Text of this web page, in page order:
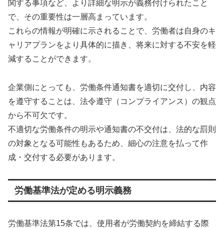
関する事項など、より詳細な明示が義務付けられたこと
で、その重要性は一層高まっています。
これらの情報が明確に示されることで、労働者は自身のキ
ャリアプランをより具体的に描き、将来に対する不安を軽
減することができます。
企業側にとっても、労働条件通知書を適切に交付し、内容
を遵守することは、法令遵守（コンプライアンス）の観点
から不可欠です。
不適切な労働条件の明示や通知書の不交付は、法的な罰則
の対象となる可能性もあるため、細心の注意を払って作
成・交付する必要があります。
労働基準法が定める明示義務
労働基準法第15条では、使用者が労働契約を締結する際